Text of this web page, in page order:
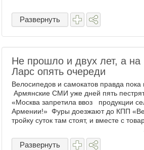
Киркоров наймет
отделается штрафом.
Развернуть
Не прошло и двух лет, а
Ларс опять очереди
Велосипедов и самокатов правда пока
Армянские СМИ уже дней пять
«Москва запретила ввоз продукции
Армении!» Фуры доезжают до КПП
тройку суток там стоят, и вместе с
Развернуть